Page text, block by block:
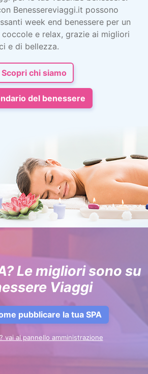
Benessereviaggi.it possono
week end benessere per un
e relax, grazie ai migliori
e di bellezza.
Scopri chi siamo
del benessere
Le migliori sono su
Viaggi
pubblicare la tua SPA
vai al pannello amministrazione